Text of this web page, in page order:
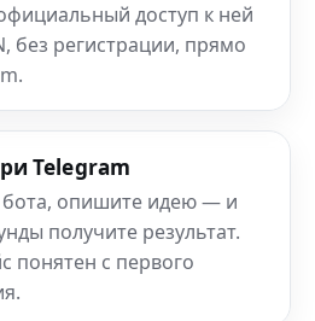
доступ к ней
без регистрации, прямо
Telegram
бота, опишите идею — и
получите результат.
понятен с первого